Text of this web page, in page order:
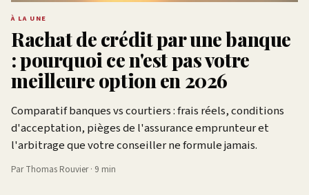
À LA UNE
Rachat de crédit par une banque
: pourquoi ce n'est pas votre
meilleure option en 2026
Comparatif banques vs courtiers : frais réels, conditions
d'acceptation, pièges de l'assurance emprunteur et
l'arbitrage que votre conseiller ne formule jamais.
Par Thomas Rouvier · 9 min